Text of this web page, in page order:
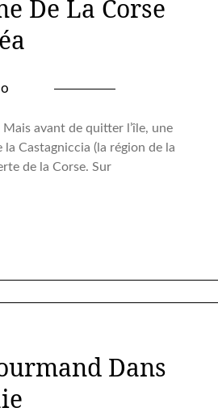
De La Corse
avant de quitter l’île, une
Castagniccia (la région de la
de la Corse. Sur
Dans